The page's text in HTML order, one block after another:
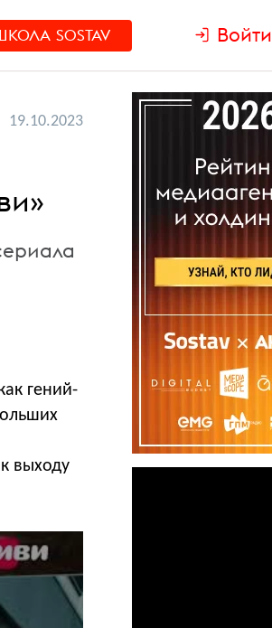
SOSTAV Войти
19.10.2023
гений-
выходу